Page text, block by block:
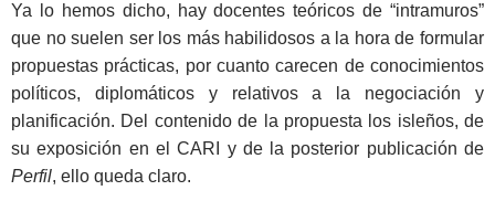
Ya lo hemos dicho, hay docentes teóricos de “intramuros”
que no suelen ser los más habilidosos a la hora de formular
propuestas prácticas, por cuanto carecen de conocimientos
políticos, diplomáticos y relativos a la negociación y
planificación. Del contenido de la propuesta los isleños, de
su exposición en el CARI y de la posterior publicación de
Perfil, ello queda claro.